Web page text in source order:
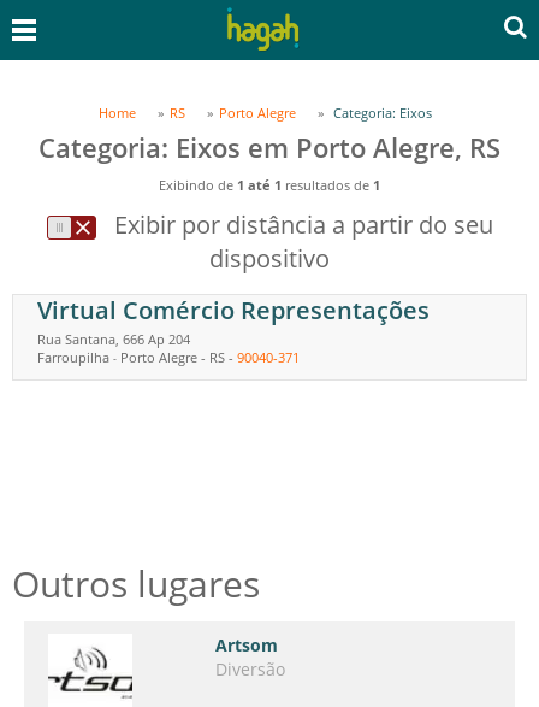
Home RS Porto Alegre Categoria: Eixos
Categoria: Eixos em Porto Alegre, RS
Exibindo de 1 até 1 resultados de 1
Exibir por distância a partir do seu
dispositivo
Virtual Comércio Representações
Rua Santana, 666 Ap 204
Farroupilha - Porto Alegre - RS - 90040-371
Outros lugares
Artsom
Diversão